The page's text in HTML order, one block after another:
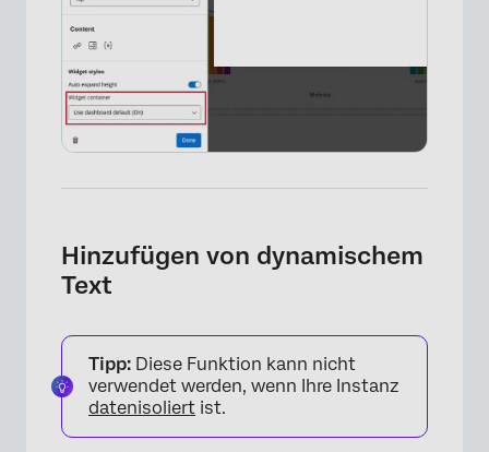
×
Hinzufügen von dynamischem
Text
Tipp: Diese Funktion kann nicht
verwendet werden, wenn Ihre Instanz
datenisoliert ist.